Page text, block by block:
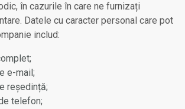
în cazurile în care ne furnizați
Datele cu caracter personal care pot
includ:
e-mail;
reședință;
telefon;